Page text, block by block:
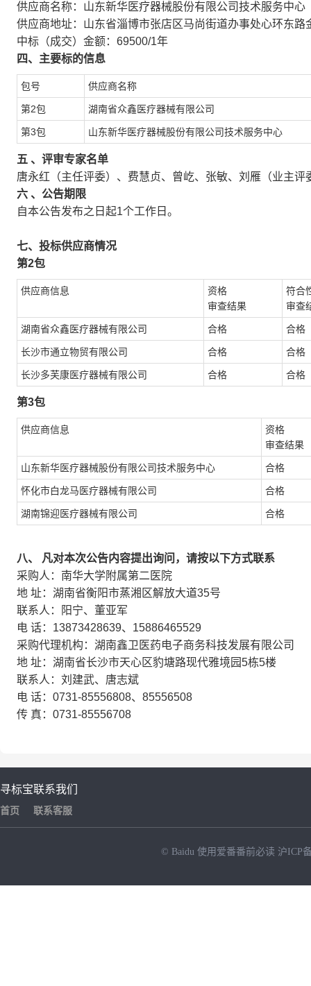
供应商名称：山东新华医疗器械股份有限公司技术服务中心
供应商地址：山东省淄博市张店区马尚街道办事处心环东
中标（成交）金额：69500/1年
四、主要标的信息
包号 供应商名称
第2包 湖南省众鑫医疗器械有限公司
第3包 山东新华医疗器械股份有限公司技术服务中心
五 、评审专家名单
唐永红（主任评委）、费慧贞、曾屹、张敏、刘雁（业主评
六 、公告期限
自本公告发布之日起1个工作日。
七、投标供应商情况
第2包
供应商信息
资格
审查结果
符合
审查
湖南省众鑫医疗器械有限公司 合格 合格
长沙市通立物贸有限公司 合格 合格
长沙多芙康医疗器械有限公司 合格 合格
第3包
供应商信息
资格
审查结果
山东新华医疗器械股份有限公司技术服务中心 合格
怀化市白龙马医疗器械有限公司 合格
湖南锦迎医疗器械有限公司 合格
八、
凡对本次公告内容提出询问，请按以下方式联系
采购人：南华大学附属第二医院
地 址：湖南省衡阳市蒸湘区解放大道35号
联系人：阳宁、董亚军
电 话：13873428639、15886465529
采购代理机构：湖南鑫卫医药电子商务科技发展有限公司
地 址：湖南省长沙市天心区豹塘路现代雅境园5栋5楼
联系人：刘建武、唐志斌
电 话：0731-85556808、85556508
传 真：0731-85556708
寻标宝
首页
联系我们
联系客服
© Baidu 使用爱番番前必读 沪ICP